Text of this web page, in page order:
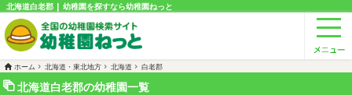
北海道白老郡 | 幼稚園を探すなら幼稚園ねっと
ホーム 北海道・東北地方 北海道 白老郡
北海道白老郡の幼稚園一覧